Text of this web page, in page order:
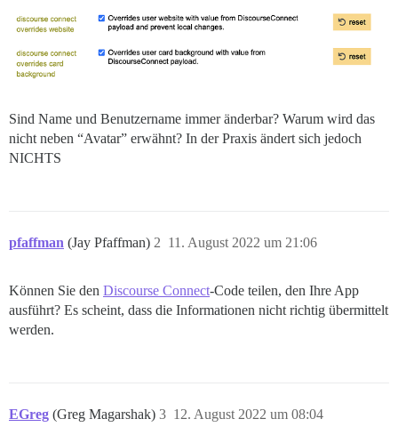
Sind Name und Benutzername immer änderbar? Warum wird das
nicht neben “Avatar” erwähnt? In der Praxis ändert sich jedoch
NICHTS
pfaffman (Jay Pfaffman) 11. August 2022 um 21:06
2
Können Sie den Discourse Connect-Code teilen, den Ihre App
ausführt? Es scheint, dass die Informationen nicht richtig übermittelt
werden.
EGreg (Greg Magarshak) 12. August 2022 um 08:04
3